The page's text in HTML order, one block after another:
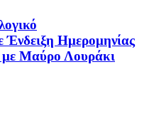
Ένδειξη Ημερομηνίας
με Μαύρο Λουράκι